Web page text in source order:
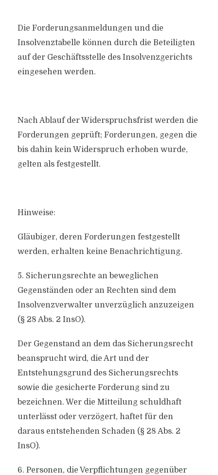
Die Forderungsanmeldungen und die
Insolvenztabelle können durch die Beteiligten
auf der Geschäftsstelle des Insolvenzgerichts
eingesehen werden.
Nach Ablauf der Widerspruchsfrist werden die
Forderungen geprüft; Forderungen, gegen die
bis dahin kein Widerspruch erhoben wurde,
gelten als festgestellt.
Hinweise:
Gläubiger, deren Forderungen festgestellt
werden, erhalten keine Benachrichtigung.
5. Sicherungsrechte an beweglichen
Gegenständen oder an Rechten sind dem
Insolvenzverwalter unverzüglich anzuzeigen
(§ 28 Abs. 2 InsO).
Der Gegenstand an dem das Sicherungsrecht
beansprucht wird, die Art und der
Entstehungsgrund des Sicherungsrechts
sowie die gesicherte Forderung sind zu
bezeichnen. Wer die Mitteilung schuldhaft
unterlässt oder verzögert, haftet für den
daraus entstehenden Schaden (§ 28 Abs. 2
InsO).
6. Personen, die Verpflichtungen gegenüber